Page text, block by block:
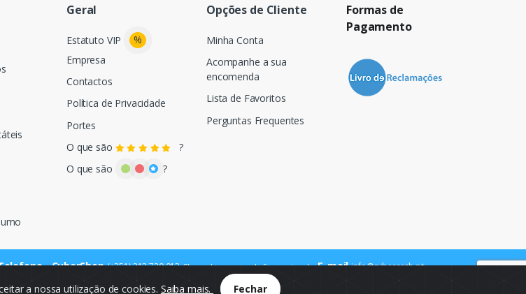
Geral
Estatuto VIP
%
Empresa
Contactos
Política de Privacidade
Portes
O que são
?
O que são
?
Opções de Cliente
Minha Conta
Acompanhe a sua
encomenda
Lista de Favoritos
Perguntas Frequentes
Formas de
Pagamento
- CyberShop (+351) 212 720 013 Chamada para a rede fixa nacional E-mail info@cybercash.pt
a nossa utilização de cookies. Saiba mais. Fechar